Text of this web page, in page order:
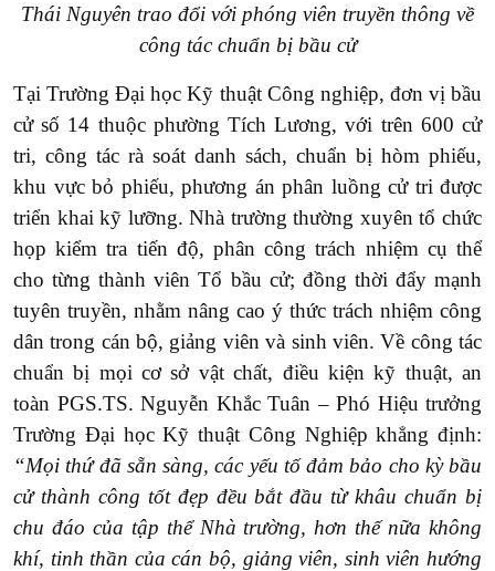
Thái Nguyên trao đổi với phóng viên truyền thông về
công tác chuẩn bị bầu cử
Tại Trường Đại học Kỹ thuật Công nghiệp, đơn vị bầu
cử số 14 thuộc phường Tích Lương, với trên 600 cử
tri, công tác rà soát danh sách, chuẩn bị hòm phiếu,
khu vực bỏ phiếu, phương án phân luồng cử tri được
triển khai kỹ lưỡng. Nhà trường thường xuyên tổ chức
họp kiểm tra tiến độ, phân công trách nhiệm cụ thể
cho từng thành viên Tổ bầu cử; đồng thời đẩy mạnh
tuyên truyền, nhằm nâng cao ý thức trách nhiệm công
dân trong cán bộ, giảng viên và sinh viên. Về công tác
chuẩn bị mọi cơ sở vật chất, điều kiện kỹ thuật, an
toàn PGS.TS. Nguyễn Khắc Tuân – Phó Hiệu trưởng
Trường Đại học Kỹ thuật Công Nghiệp khẳng định:
“Mọi thứ đã sẵn sàng, các yếu tố đảm bảo cho kỳ bầu
cử thành công tốt đẹp đều bắt đầu từ khâu chuẩn bị
chu đáo của tập thể Nhà trường, hơn thế nữa không
khí, tinh thần của cán bộ, giảng viên, sinh viên hướng